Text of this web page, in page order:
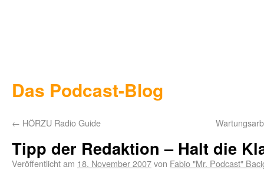
Das Podcast-Blog
← HÖRZU Radio Guide
Tipp der Redaktion – Halt die
Veröffentlicht am 18. November 2007von Fabio "Mr. Podcast"